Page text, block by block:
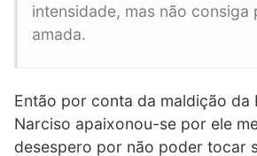
intensidade, mas não consiga
amada.
Então por conta da maldição da
Narciso apaixonou-se por ele
desespero por não poder tocar